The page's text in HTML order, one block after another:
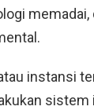
memadai,
instansi
sistem